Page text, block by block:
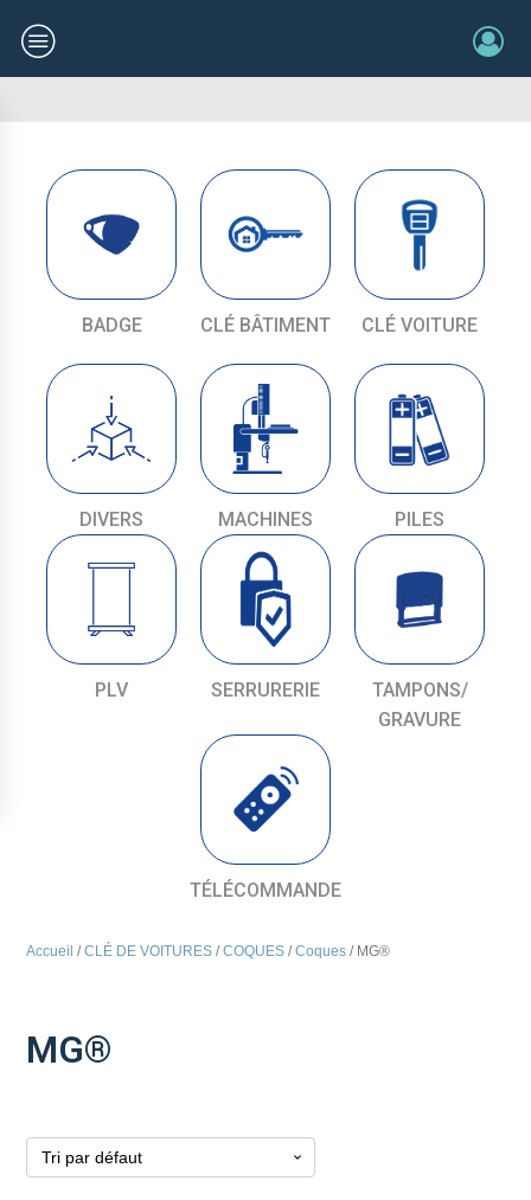
BADGE CLÉ BÂTIMENT CLÉ VOITURE
DIVERS MACHINES PILES
PLV SERRURERIE
TAMPONS/
GRAVURE
TÉLÉCOMMANDE
Accueil /CLÉ DE VOITURES /COQUES /Coques / MG®
MG®